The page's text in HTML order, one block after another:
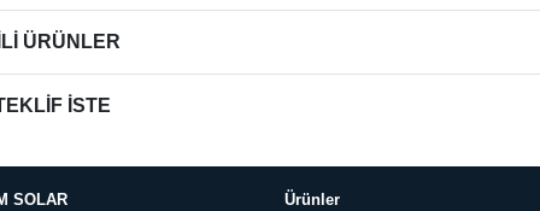
ÜRÜNLER
İSTE
SOLAR Ürünler